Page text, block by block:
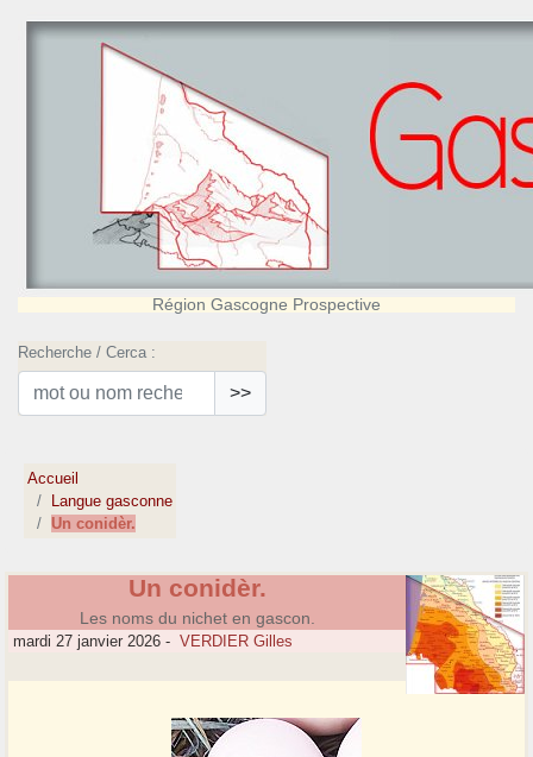
Région Gascogne Prospective
Recherche / Cerca :
>>
Accueil
Langue gasconne
Un conidèr.
Un conidèr.
Les noms du nichet en gascon.
mardi 27 janvier 2026 - VERDIER Gilles